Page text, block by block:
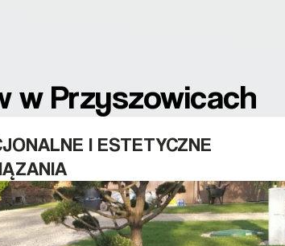
w Przyszowicach
I ESTETYCZNE